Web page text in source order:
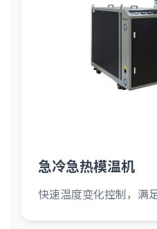
急冷急热模温机
快速温度变化控制，满